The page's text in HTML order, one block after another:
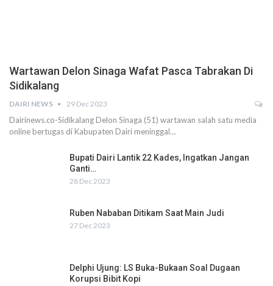
Wartawan Delon Sinaga Wafat Pasca Tabrakan Di
Sidikalang
DAIRI NEWS 29 Dec 2023
Dairinews.co-Sidikalang Delon Sinaga (51) wartawan salah satu media
online bertugas di Kabupaten Dairi meninggal…
Bupati Dairi Lantik 22 Kades, Ingatkan Jangan
Ganti…
28 Dec 2023
Ruben Nababan Ditikam Saat Main Judi
27 Dec 2023
Delphi Ujung: LS Buka-Bukaan Soal Dugaan
Korupsi Bibit Kopi